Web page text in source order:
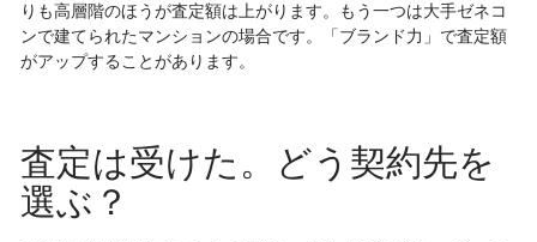
りも高層階のほうが査定額は上がります。もう一つは大手ゼネコ
ンで建てられたマンションの場合です。「ブランド力」で査定額
がアップすることがあります。
査定は受けた。どう契約先を
選ぶ？